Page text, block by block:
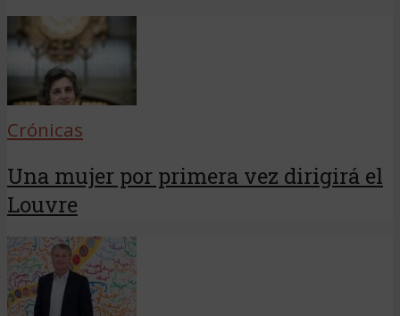
Crónicas
Una mujer por primera vez dirigirá el
Louvre